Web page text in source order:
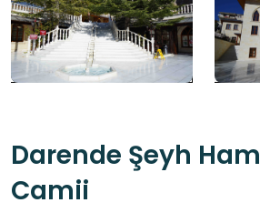
Darende Şeyh
Camii